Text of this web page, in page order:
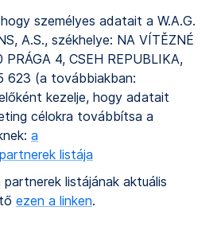
személyes adatait a W.A.G.
A.S., székhelye: NA VÍTĚZNÉ
4, CSEH REPUBLIKA,
623 (a továbbiakban:
kezelje, hogy adatait
célokra továbbítsa a
a
listája
listájának aktuális
ezen a linken.